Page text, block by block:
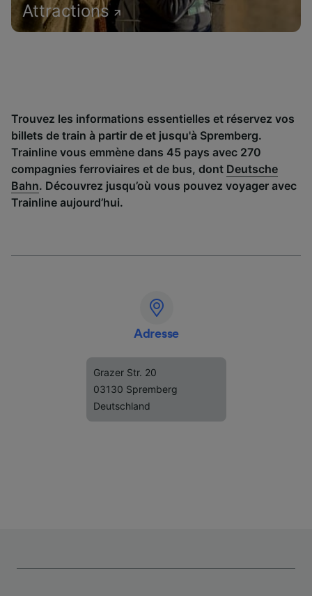
Attractions
Trouvez les informations essentielles et réservez vos
billets de train à partir de et jusqu'à Spremberg.
Trainline vous emmène dans 45 pays avec 270
compagnies ferroviaires et de bus, dont Deutsche
Bahn. Découvrez jusqu’où vous pouvez voyager avec
Trainline aujourd’hui.
Adresse
Grazer Str. 20
03130 Spremberg
Deutschland